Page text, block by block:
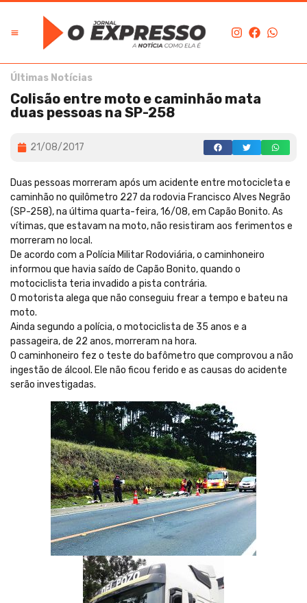
Últimas Notícias
Colisão entre moto e caminhão mata
duas pessoas na SP-258
21/08/2017
Duas pessoas morreram após um acidente entre motocicleta e
caminhão no quilômetro 227 da rodovia Francisco Alves Negrão
(SP-258), na última quarta-feira, 16/08, em Capão Bonito. As
vítimas, que estavam na moto, não resistiram aos ferimentos e
morreram no local.
De acordo com a Polícia Militar Rodoviária, o caminhoneiro
informou que havia saído de Capão Bonito, quando o
motociclista teria invadido a pista contrária.
O motorista alega que não conseguiu frear a tempo e bateu na
moto.
Ainda segundo a polícia, o motociclista de 35 anos e a
passageira, de 22 anos, morreram na hora.
O caminhoneiro fez o teste do bafômetro que comprovou a não
ingestão de álcool. Ele não ficou ferido e as causas do acidente
serão investigadas.